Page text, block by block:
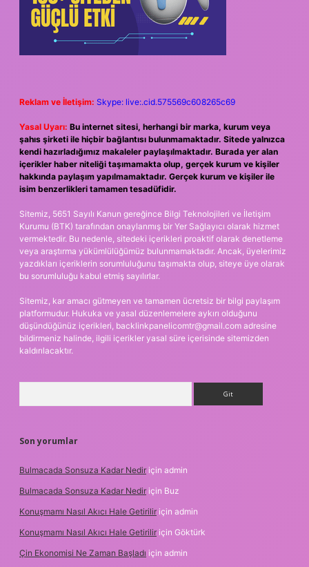
Reklam ve İletişim: Skype: live:.cid.575569c608265c69
Yasal Uyarı: Bu internet sitesi, herhangi bir marka, kurum veya
şahıs şirketi ile hiçbir bağlantısı bulunmamaktadır. Sitede yalnızca
kendi hazırladığımız makaleler paylaşılmaktadır. Burada yer alan
içerikler haber niteliği taşımamakta olup, gerçek kurum ve kişiler
hakkında paylaşım yapılmamaktadır. Gerçek kurum ve kişiler ile
isim benzerlikleri tamamen tesadüfidir.
Sitemiz, 5651 Sayılı Kanun gereğince Bilgi Teknolojileri ve İletişim
Kurumu (BTK) tarafından onaylanmış bir Yer Sağlayıcı olarak hizmet
vermektedir. Bu nedenle, sitedeki içerikleri proaktif olarak denetleme
veya araştırma yükümlülüğümüz bulunmamaktadır. Ancak, üyelerimiz
yazdıkları içeriklerin sorumluluğunu taşımakta olup, siteye üye olarak
bu sorumluluğu kabul etmiş sayılırlar.
Sitemiz, kar amacı gütmeyen ve tamamen ücretsiz bir bilgi paylaşım
platformudur. Hukuka ve yasal düzenlemelere aykırı olduğunu
düşündüğünüz içerikleri, backlinkpanelicomtr@gmail.com adresine
bildirmeniz halinde, ilgili içerikler yasal süre içerisinde sitemizden
kaldırılacaktır.
Son yorumlar
Bulmacada Sonsuza Kadar Nedir için admin
Bulmacada Sonsuza Kadar Nedir için Buz
Konuşmamı Nasıl Akıcı Hale Getirilir için admin
Konuşmamı Nasıl Akıcı Hale Getirilir için Göktürk
Çin Ekonomisi Ne Zaman Başladı için admin